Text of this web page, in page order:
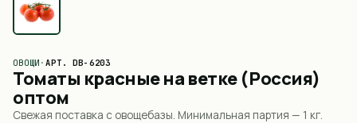
ОВОЩИ ·АРТ.DB-6203
Томаты красные на ветке (Россия)
оптом
Свежая поставка с овощебазы. Минимальная партия — 1 кг.